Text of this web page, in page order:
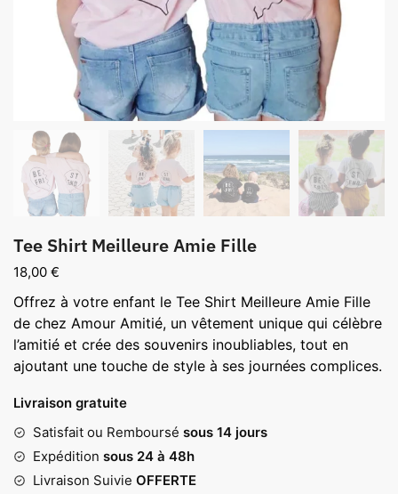
Tee Shirt Meilleure Amie Fille
18,00 €
Offrez à votre enfant le Tee Shirt Meilleure Amie Fille
de chez Amour Amitié, un vêtement unique qui célèbre
l’amitié et crée des souvenirs inoubliables, tout en
ajoutant une touche de style à ses journées complices.
Livraison gratuite
Satisfait ou Remboursé sous 14 jours
Expédition sous 24 à 48h
Livraison Suivie OFFERTE